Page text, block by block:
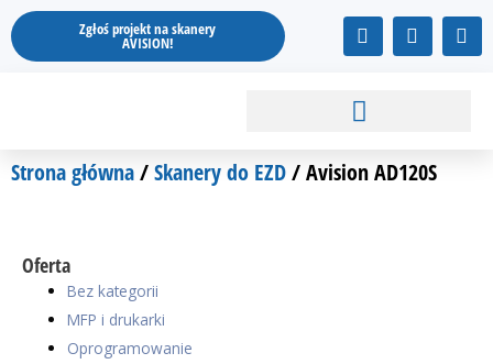
Przejdź
do
treści
Zgłoś projekt na skanery
AVISION!
F
a
c
b
o
k
I
n
s
a
m
Y
o
u
Strona główna/Skanery do EZD/ Avision AD120S
Oferta
Bez kategorii
MFP i drukarki
Oprogramowanie